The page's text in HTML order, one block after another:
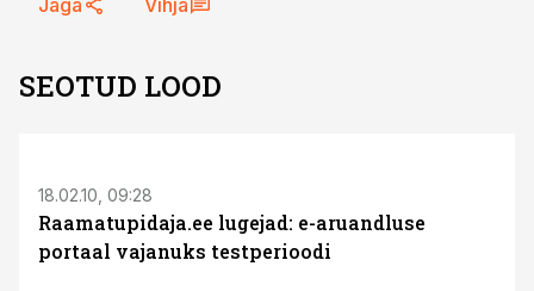
Jaga Vihja
SEOTUD LOOD
18.02.10, 09:28
Raamatupidaja.ee lugejad: e-aruandluse
portaal vajanuks testperioodi